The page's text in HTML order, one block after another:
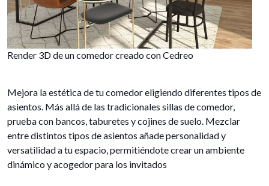
Render 3D de un comedor creado con Cedreo
Mejora la estética de tu comedor eligiendo diferentes tipos de
asientos. Más allá de las tradicionales sillas de comedor,
prueba con bancos, taburetes y cojines de suelo. Mezclar
entre distintos tipos de asientos añade personalidad y
versatilidad a tu espacio, permitiéndote crear un ambiente
dinámico y acogedor para los invitados